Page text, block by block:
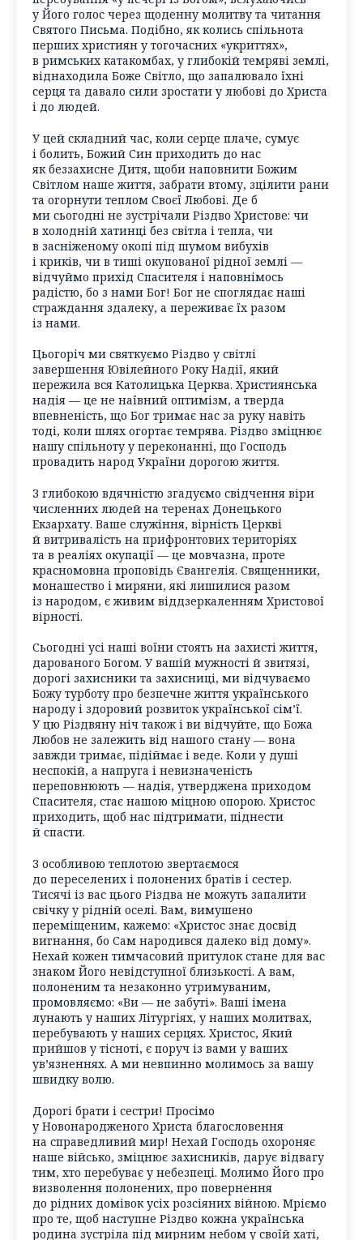
у Його голос через щоденну молитву та читання
Святого Письма. Подібно, як колись спільнота
перших християн у тогочасних «укриттях»,
в римських катакомбах, у глибокій темряві землі,
віднаходила Боже Світло, що запалювало їхні
серця та давало сили зростати у любові до Христа
і до людей.
У цей складний час, коли серце плаче, сумує
і болить, Божий Син приходить до нас
як беззахисне Дитя, щоби наповнити Божим
Світлом наше життя, забрати втому, зцілити рани
та огорнути теплом Своєї Любові. Де б
ми сьогодні не зустрічали Різдво Христове: чи
в холодній хатинці без світла і тепла, чи
в засніженому окопі під шумом вибухів
і криків, чи в тиші окупованої рідної землі —
відчуймо прихід Спасителя і наповнімось
радістю, бо з нами Бог! Бог не споглядає наші
страждання здалеку, а переживає їх разом
із нами.
Цьогоріч ми святкуємо Різдво у світлі
завершення Ювілейного Року Надії, який
пережила вся Католицька Церква. Християнська
надія — це не наївний оптимізм, а тверда
впевненість, що Бог тримає нас за руку навіть
тоді, коли шлях огортає темрява. Різдво зміцнює
нашу спільноту у переконанні, що Господь
провадить народ України дорогою життя.
З глибокою вдячністю згадуємо свідчення віри
численних людей на теренах Донецького
Екзархату. Ваше служіння, вірність Церкві
й витривалість на прифронтових територіях
та в реаліях окупації — це мовчазна, проте
красномовна проповідь Євангелія. Священники,
монашество і миряни, які лишилися разом
із народом, є живим віддзеркаленням Христової
вірності.
Сьогодні усі наші воїни стоять на захисті життя,
дарованого Богом. У вашій мужності й звитязі,
дорогі захисники та захисниці, ми відчуваємо
Божу турботу про безпечне життя українського
народу і здоровий розвиток української сім’ї.
У цю Різдвяну ніч також і ви відчуйте, що Божа
Любов не залежить від нашого стану — вона
завжди тримає, підіймає і веде. Коли у душі
неспокій, а напруга і невизначеність
переповнюють — надія, утверджена приходом
Спасителя, стає нашою міцною опорою. Христос
приходить, щоб нас підтримати, піднести
й спасти.
З особливою теплотою звертаємося
до переселених і полонених братів і сестер.
Тисячі із вас цього Різдва не можуть запалити
свічку у рідній оселі. Вам, вимушено
переміщеним, кажемо: «Христос знає досвід
вигнання, бо Сам народився далеко від дому».
Нехай кожен тимчасовий притулок стане для вас
знаком Його невідступної близькості. А вам,
полоненим та незаконно утримуваним,
промовляємо: «Ви — не забуті». Ваші імена
лунають у наших Літургіях, у наших молитвах,
перебувають у наших серцях. Христос, Який
прийшов у тісноті, є поруч із вами у ваших
ув’язненнях. А ми невпинно молимось за вашу
швидку волю.
Дорогі брати і сестри! Просімо
у Новонародженого Христа благословення
на справедливий мир! Нехай Господь охороняє
наше військо, зміцнює захисників, дарує відвагу
тим, хто перебуває у небезпеці. Молимо Його про
визволення полонених, про повернення
до рідних домівок усіх розсіяних війною. Мріємо
про те, щоб наступне Різдво кожна українська
родина зустріла під мирним небом у своїй хаті,